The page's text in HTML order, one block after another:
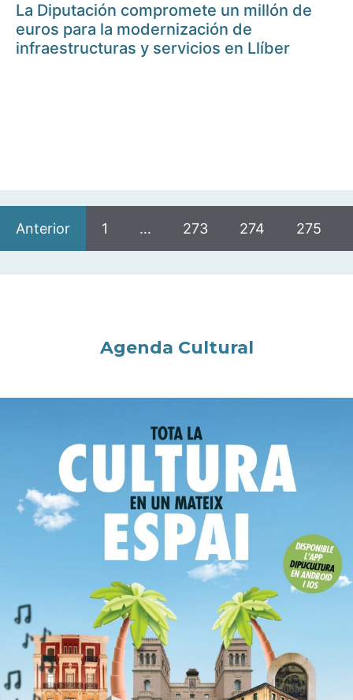
La Diputación compromete un millón de
euros para la modernización de
infraestructuras y servicios en Llíber
Anterior 1 … 273 274 275
Agenda Cultural